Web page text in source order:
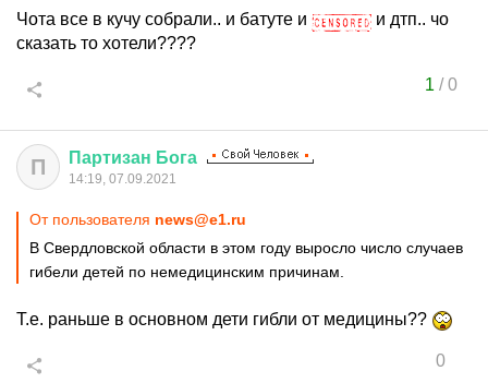
Чота все в кучу собрали.. и батуте и
и дтп.. чо
сказать то хотели????
1 /0
П Партизан Бога
14:19, 07.09.2021
От пользователя news@e1.ru
В Свердловской области в этом году выросло число случаев
гибели детей по немедицинским причинам.
Т.е. раньше в основном дети гибли от медицины??
0